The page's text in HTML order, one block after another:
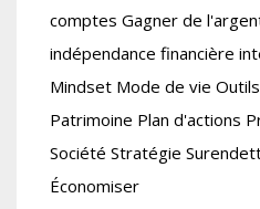
comptes Gagner de
indépendance financière
Mindset Mode de vie Outils
Patrimoine Plan d'actions
Société Stratégie
Économiser